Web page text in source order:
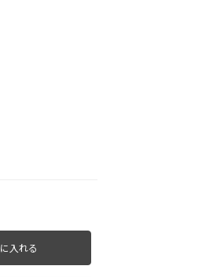
入れる